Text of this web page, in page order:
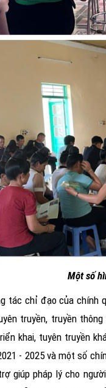
Một số
tác chỉ đạo của chính
truyền, truyền
khai, tuyên truyền
- 2025 và một số
giúp pháp lý cho